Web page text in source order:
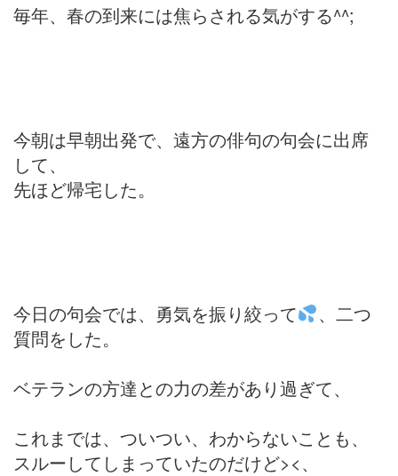
毎年、春の到来には焦らされる気がする^^;
今朝は早朝出発で、遠方の俳句の句会に出席
して、
先ほど帰宅した。
今日の句会では、勇気を振り絞って
、二つ
質問をした。
ベテランの方達との力の差があり過ぎて、
これまでは、ついつい、わからないことも、
スルーしてしまっていたのだけど><、